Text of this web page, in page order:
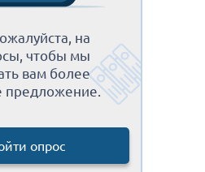
на
чтобы мы
вам более
предложение.
опрос